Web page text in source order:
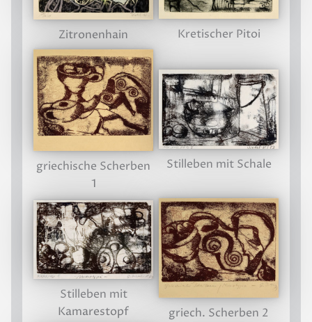
Zitronenhain Kretischer Pitoi
griechische Scherben
1
Stilleben mit Schale
Stilleben mit
Kamarestopf
griech. Scherben 2